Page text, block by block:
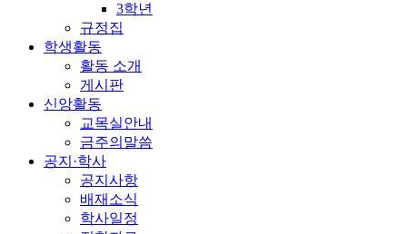
3학년
규정집
학생활동
활동 소개
게시판
신앙활동
교목실안내
금주의말씀
공지·학사
공지사항
배재소식
학사일정